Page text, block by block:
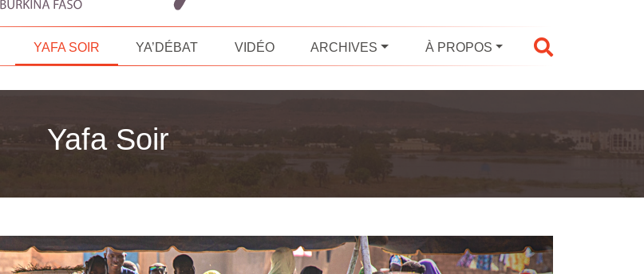
YAFA SOIR YA’DÉBAT VIDÉO ARCHIVES À PROPOS
Yafa Soir